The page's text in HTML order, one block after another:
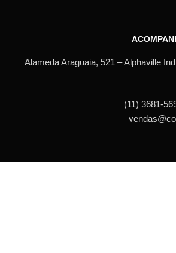
Alameda Araguaia, 521 – Alphaville
(11) 3681-